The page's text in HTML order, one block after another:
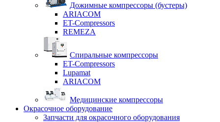
Дожимные компрессоры (бустеры)
ARIACOM
ET-Compressors
REMEZA
Спиральные компрессоры
ET-Compressors
Lupamat
ARIACOM
Медицинские компрессоры
Окрасочное оборудование
Запчасти для окрасочного оборудования